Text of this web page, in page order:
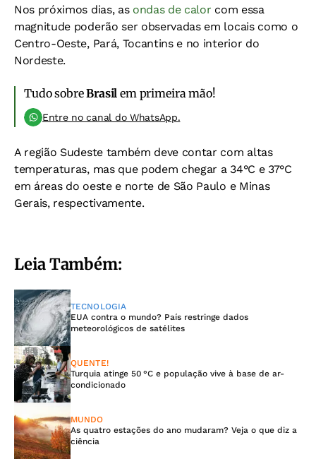
Nos próximos dias, as ondas de calor com essa
magnitude poderão ser observadas em locais como o
Centro-Oeste, Pará, Tocantins e no interior do
Nordeste.
Tudo sobreBrasil em primeira mão!
Entre no canal do WhatsApp.
A região Sudeste também deve contar com altas
temperaturas, mas que podem chegar a 34°C e 37°C
em áreas do oeste e norte de São Paulo e Minas
Gerais, respectivamente.
Leia Também:
TECNOLOGIA
EUA contra o mundo? País restringe dados
meteorológicos de satélites
QUENTE!
Turquia atinge 50 °C e população vive à base de ar-
condicionado
MUNDO
As quatro estações do ano mudaram? Veja o que diz a
ciência